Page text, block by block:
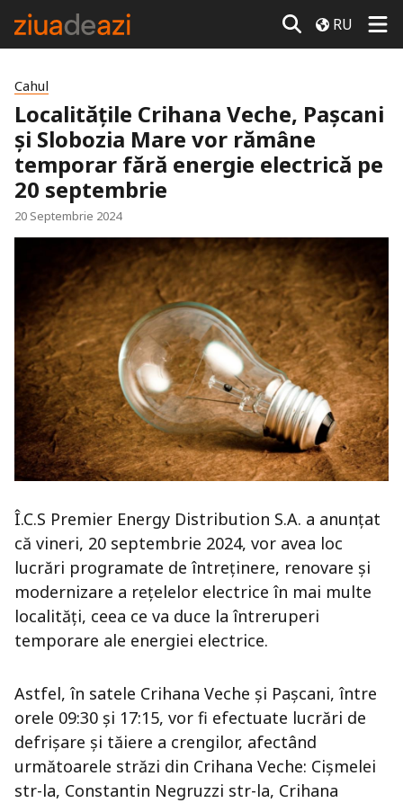
RU
Cahul
Localitățile Crihana Veche, Pașcani
și Slobozia Mare vor rămâne
temporar fără energie electrică pe
20 septembrie
20 Septembrie 2024
Î.C.S Premier Energy Distribution S.A. a anunțat
că vineri, 20 septembrie 2024, vor avea loc
lucrări programate de întreținere, renovare și
modernizare a rețelelor electrice în mai multe
localități, ceea ce va duce la întreruperi
temporare ale energiei electrice.
Astfel, în satele Crihana Veche și Pașcani, între
orele 09:30 și 17:15, vor fi efectuate lucrări de
defrișare și tăiere a crengilor, afectând
următoarele străzi din Crihana Veche: Cişmelei
str-la, Constantin Negruzzi str-la, Crihana